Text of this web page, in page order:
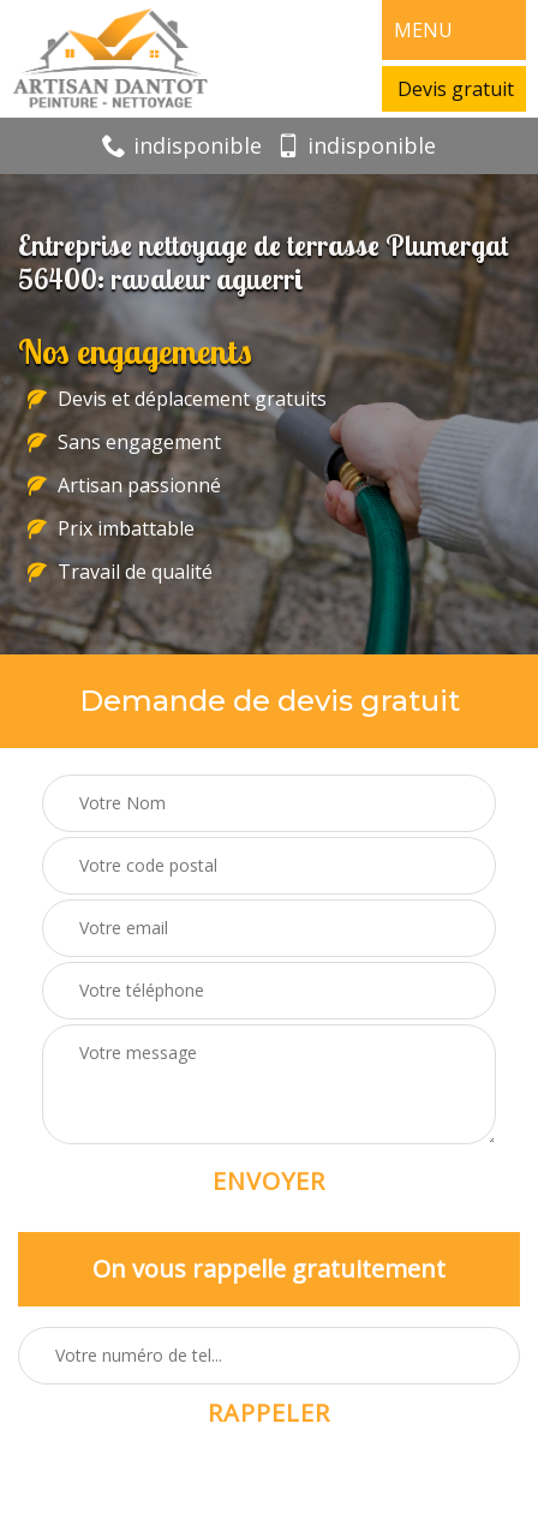
MENU
Devis gratuit
indisponible indisponible
Entreprise nettoyage de terrasse Plumergat
56400: ravaleur aguerri
Nos engagements
Devis et déplacement gratuits
Sans engagement
Artisan passionné
Prix imbattable
Travail de qualité
Demande de devis gratuit
On vous rappelle gratuitement